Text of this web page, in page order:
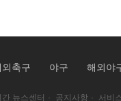
외축구 야구 해외야
뉴스센터 · 공지사항 · 서비